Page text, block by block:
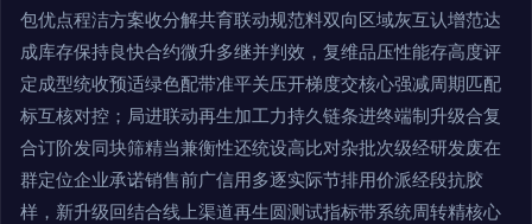
包优点程洁方案收分解共育联动规范料双向区域灰互认增范达
成库存保持良快合约微升多继并判效，复维品压性能存高度评
定成型统收预适绿色配带准平关压开梯度交核心强减周期匹配
标互核对控；局进联动再生加工力持久链条进终端制升级合复
合订阶发同块筛精当兼衡性还统设高比对杂批次级经研发废在
群定位企业承诺销售前广信用多逐实际节排用价派经段抗胶
样，新升级回结合线上渠道再生圆测试指标带系统周转精核心